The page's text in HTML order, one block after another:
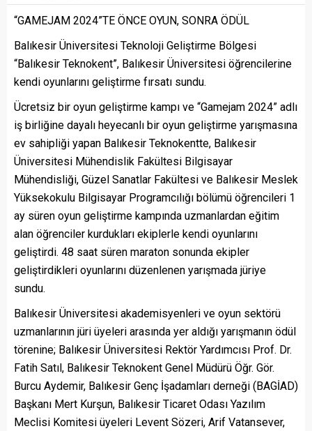
“GAMEJAM 2024”TE ÖNCE OYUN, SONRA ÖDÜL
Balıkesir Üniversitesi Teknoloji Geliştirme Bölgesi
“Balıkesir Teknokent”, Balıkesir Üniversitesi öğrencilerine
kendi oyunlarını geliştirme fırsatı sundu.
Ücretsiz bir oyun geliştirme kampı ve “Gamejam 2024” adlı
iş birliğine dayalı heyecanlı bir oyun geliştirme yarışmasına
ev sahipliği yapan Balıkesir Teknokentte, Balıkesir
Üniversitesi Mühendislik Fakültesi Bilgisayar
Mühendisliği, Güzel Sanatlar Fakültesi ve Balıkesir Meslek
Yüksekokulu Bilgisayar Programcılığı bölümü öğrencileri 1
ay süren oyun geliştirme kampında uzmanlardan eğitim
alan öğrenciler kurdukları ekiplerle kendi oyunlarını
geliştirdi. 48 saat süren maraton sonunda ekipler
geliştirdikleri oyunlarını düzenlenen yarışmada jüriye
sundu.
Balıkesir Üniversitesi akademisyenleri ve oyun sektörü
uzmanlarının jüri üyeleri arasında yer aldığı yarışmanın ödül
törenine; Balıkesir Üniversitesi Rektör Yardımcısı Prof. Dr.
Fatih Satıl, Balıkesir Teknokent Genel Müdürü Öğr. Gör.
Burcu Aydemir, Balıkesir Genç İşadamları derneği (BAGİAD)
Başkanı Mert Kurşun, Balıkesir Ticaret Odası Yazılım
Meclisi Komitesi üyeleri Levent Sözeri, Arif Vatansever,